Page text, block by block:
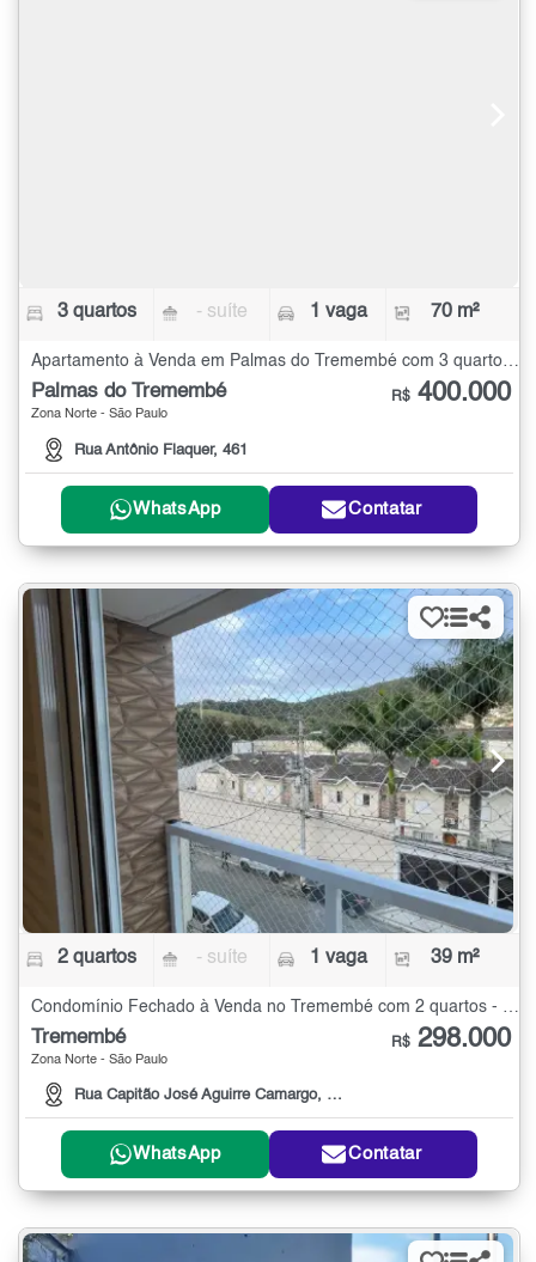
3 quartos - suíte 1 vaga 70 m²
Apartamento à Venda em Palmas do Tremembé com 3 quartos - 70 m²
Palmas do Tremembé
Zona Norte - São Paulo
Rua Antônio Flaquer, 461
R$ 400.000
WhatsApp Contatar
2 quartos - suíte 1 vaga 39 m²
Tremembé
Zona Norte - São Paulo
Rua Capitão José Aguirre Camargo, 109
R$ 298.000
WhatsApp Contatar